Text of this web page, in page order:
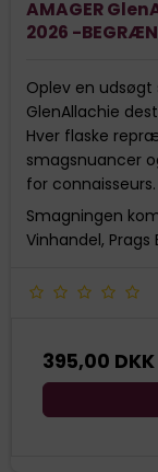
AMAGER
2026 -
Oplev en
GlenAllachie
Hver flaske
smagsnuancer
for connaisseurs.
Smagningen
Vinhandel, Prags
395,00 DKK